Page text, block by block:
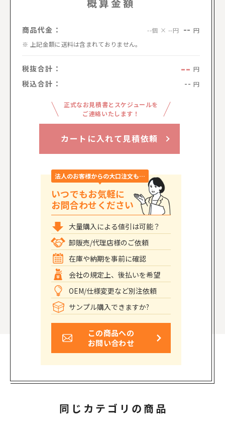
商品代金： --個 × --円 -- 円
上記金額に送料は含まれておりません。
税抜合計： -- 円
税込合計： -- 円
正式なお見積書とスケジュールを
ご連絡いたします！
カートに入れて見積依頼
法人のお客様からの大口注文も…
いつでもお気軽に
お問合わせください
大量購入による値引は可能？
卸販売/代理店様のご依頼
在庫や納期を事前に確認
会社の規定上、後払いを希望
OEM/仕様変更など別注依頼
サンプル購入できますか?
この商品への
お問い合わせ
同じカテゴリの商品